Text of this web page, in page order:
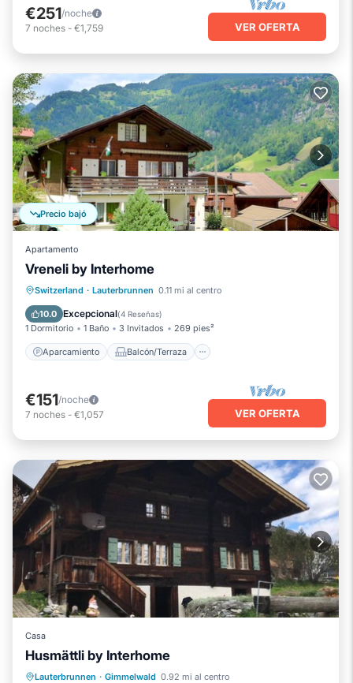
€251/noche
7 noches - €1,759 VER OFERTA
Precio bajó
Apartamento
Vreneli by Interhome
Switzerland · Lauterbrunnen 0.11 mi al centro
10.0 Excepcional(4 Reseñas)
1 Dormitorio 1 Baño 3 Invitados 269 pies²
Aparcamiento Balcón/Terraza
Aparcamiento
Balcón/Terraza
Cocina
Internet
€151/noche
7 noches - €1,057 VER OFERTA
Casa
Husmättli by Interhome
Lauterbrunnen · Gimmelwald 0.92 mi al centro
Balcón/Terraza Cocina
Internet